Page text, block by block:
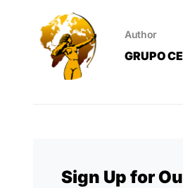
Author
GRUPO
Sign Up for